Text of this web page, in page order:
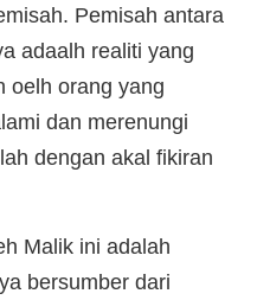
Pemisah antara
adaalh realiti yang
oelh orang yang
dan merenungi
dengan akal fikiran
Malik ini adalah
bersumber dari